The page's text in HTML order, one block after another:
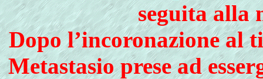
seguita alla
Dopo l’incoronazione al
Metastasio prese ad